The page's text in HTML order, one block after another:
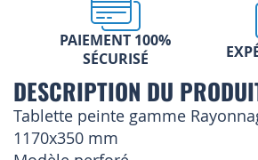
PAIEMENT 100%
SÉCURISÉ
DESCRIPTION DU
Tablette peinte gamme
1170x350 mm